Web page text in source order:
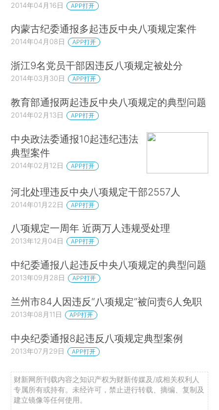
2014年04月16日 APP打开
内蒙古纪委通报多起违反中央八项规定案件
2014年04月08日 APP打开
浙江9名党员干部因违反八项规定被处分
2014年03月30日 APP打开
教育部通报两起违反中央八项规定的典型问题
2014年02月13日 APP打开
中央政法委通报10起违纪违法
典型案件
2014年02月12日 APP打开
河北处理违反中央八项规定干部2557人
2014年01月22日 APP打开
八项规定一周年 近两万人违规受处理
2013年12月04日 APP打开
中纪委通报八起违反中央八项规定的典型问题
2013年09月28日 APP打开
兰州市84人因违反“八项规定”被问责6人免职
2013年08月11日 APP打开
中央纪委通报8起违反八项规定典型案例
2013年07月29日 APP打开
财新网所刊载内容之知识产权为财新传媒及/或相关权利人
专属所有或持有。未经许可，禁止进行转载、摘编、复制及
建立镜像等任何使用。